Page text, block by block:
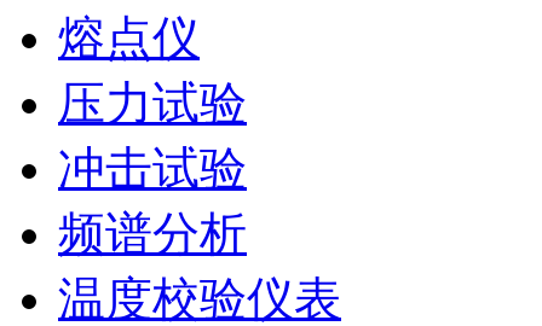
熔点仪
压力试验
冲击试验
频谱分析
温度校验仪表